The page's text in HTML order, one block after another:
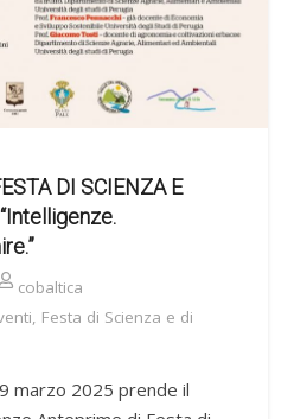
DI SCIENZA E
cobaltica
, Festa di Scienza e di
marzo 2025 prende il